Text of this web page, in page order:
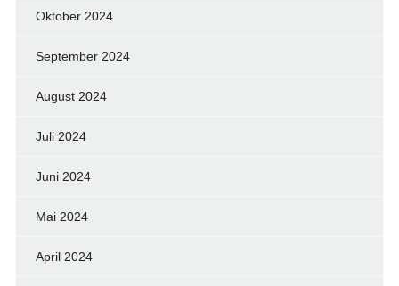
Oktober 2024
September 2024
August 2024
Juli 2024
Juni 2024
Mai 2024
April 2024